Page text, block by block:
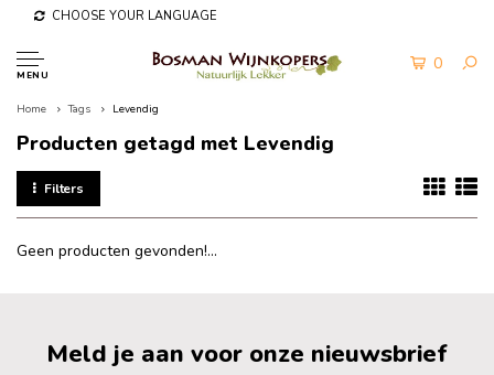
CHOOSE YOUR LANGUAGE
MENU
0
Home Tags Levendig
Producten getagd met Levendig
Filters
Geen producten gevonden!...
Meld je aan voor onze nieuwsbrief